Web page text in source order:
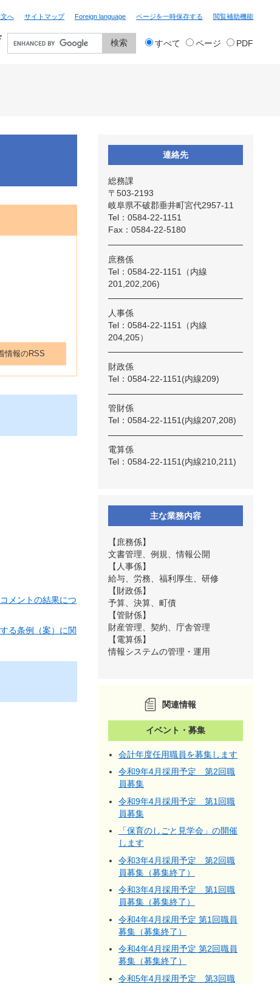
へ サイトマップ Foreign language ページを一時保存する 閲覧補助機能
検 すべて ページ PDF
情報のRSS
メントの結果につ
る条例（案）に関
連絡先
総務課
〒503-2193
岐阜県不破郡垂井町宮代2957-11
Tel：0584-22-1151
Fax：0584-22-5180
庶務係
Tel：0584-22-1151（内線
201,202,206)
人事係
Tel：0584-22-1151（内線
204,205）
財政係
Tel：0584-22-1151(内線209)
管財係
Tel：0584-22-1151(内線207,208)
電算係
Tel：0584-22-1151(内線210,211)
主な業務内容
【庶務係】
文書管理、例規、情報公開
【人事係】
給与、労務、福利厚生、研修
【財政係】
予算、決算、町債
【管財係】
財産管理、契約、庁舎管理
【電算係】
情報システムの管理・運用
関連情報
イベント・募集
会計年度任用職員を募集します
令和9年4月採用予定 第2回職
員募集
令和9年4月採用予定 第1回職
員募集
「保育のしごと見学会」の開催
します
令和3年4月採用予定 第2回職
員募集（募集終了）
令和3年4月採用予定 第1回職
員募集（募集終了）
令和4年4月採用予定 第1回職員
募集（募集終了）
令和4年4月採用予定 第2回職員
募集（募集終了）
令和5年4月採用予定 第3回職